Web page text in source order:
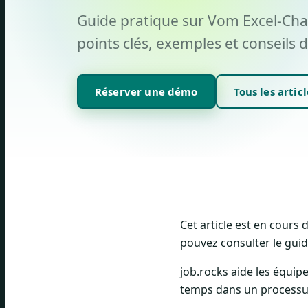
Guide pratique sur Vom Excel-
points clés, exemples et conseils
Réserver une démo Tous les
Cet article est en cours
pouvez consulter le
job.rocks aide les
temps dans un